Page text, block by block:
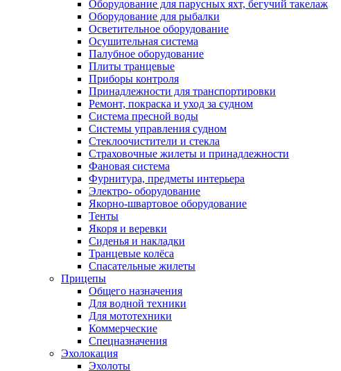
Оборудование для парусных яхт, бегучий такелаж
Оборудование для рыбалки
Осветительное оборудование
Осушительная система
Палубное оборудование
Плиты транцевые
Приборы контроля
Принадлежности для транспортировки
Ремонт, покраска и уход за судном
Система пресной воды
Системы управления судном
Стеклоочистители и стекла
Страховочные жилеты и принадлежности
Фановая система
Фурнитура, предметы интерьера
Электро- оборудование
Якорно-швартовое оборудование
Тенты
Якоря и веревки
Сиденья и накладки
Транцевые колёса
Спасательные жилеты
Прицепы
Общего назначения
Для водной техники
Для мототехники
Коммерческие
Спецназначения
Эхолокация
Эхолоты